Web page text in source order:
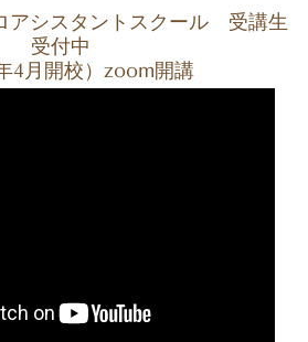
アシスタントスクール 受講生
受付中
4月開校）zoom開講